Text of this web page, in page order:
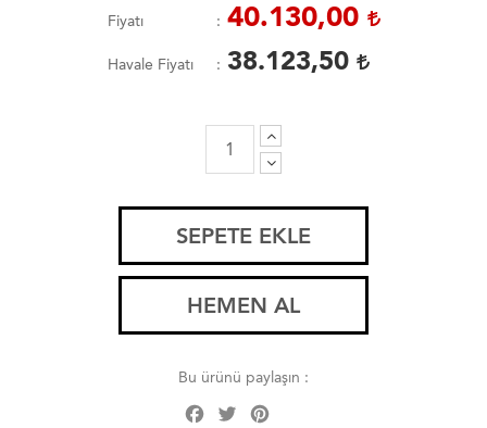
Fiyatı 40.130,00
Havale Fiyatı 38.123,50
SEPETE EKLE
HEMEN AL
Bu ürünü paylaşın :
Facebook
Twitter